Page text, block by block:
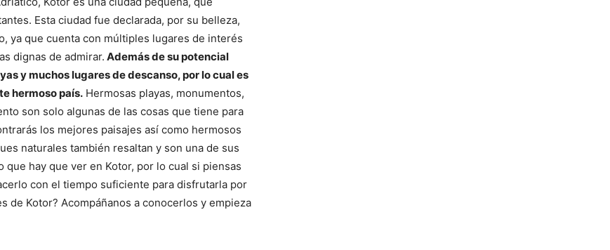
Esta ciudad fue declarada, por su belleza,
ya que cuenta con múltiples lugares de interés
dignas de admirar. Además de su potencial
y muchos lugares de descanso, por lo cual es
hermoso país. Hermosas playas, monumentos,
son solo algunas de las cosas que tiene para
los mejores paisajes así como hermosos
naturales también resaltan y son una de sus
hay que ver en Kotor, por lo cual si piensas
con el tiempo suficiente para disfrutarla por
de Kotor? Acompáñanos a conocerlos y empieza